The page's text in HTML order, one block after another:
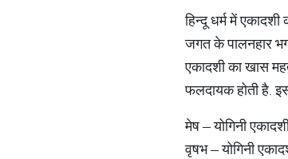
हिन्दू धर्म में
जगत के पालनहार
एकादशी का खास
फलदायक होती है.
मेष – योगिनी
वृषभ – योगिनी